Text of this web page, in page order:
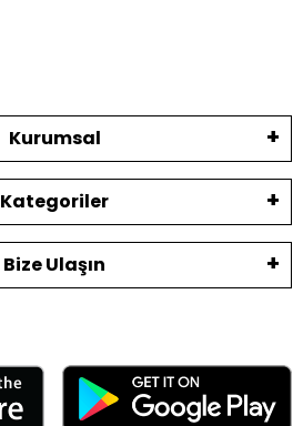
Kurumsal
Kategoriler
Bize Ulaşın